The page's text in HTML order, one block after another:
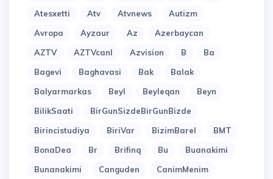
Atesxetti
Atv Atvnews
Autizm
Avropa
Ayzaur Az
Azerbaycan
AZTV
AZTVcanl Azvision B
Ba
Bagevi
Baghavasi Bak
Balak
Balyarmarkas
Beyl Beyleqan
Beyn
BilikSaati
BirGunSizdeBirGunBizde
Birincistudiya
BiriVar BizimBarel
BMT
BonaDea
Br Brifinq Bu
Buanakimi
Bunanakimi
Canguden
CanimMenim